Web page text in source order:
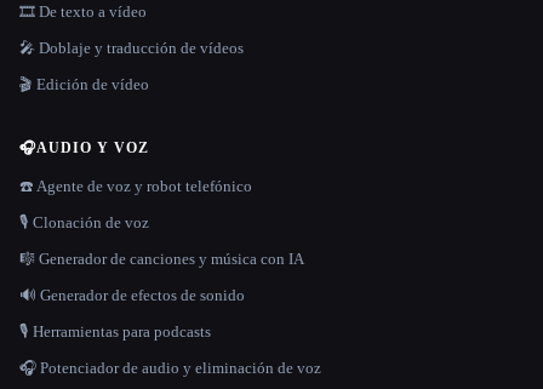
🎞️ De texto a vídeo
🎤 Doblaje y traducción de vídeos
🎬 Edición de vídeo
🎧AUDIO Y VOZ
☎️ Agente de voz y robot telefónico
🎙️ Clonación de voz
🎼 Generador de canciones y música con IA
🔊 Generador de efectos de sonido
🎙️ Herramientas para podcasts
🎧 Potenciador de audio y eliminación de voz